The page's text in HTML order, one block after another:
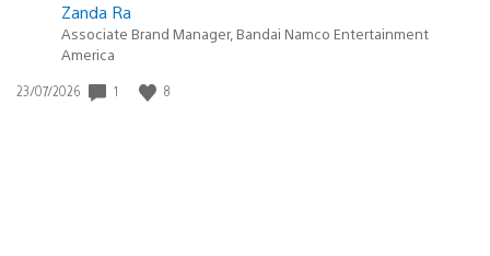
Zanda Ra
Associate Brand Manager, Bandai Namco Entertainment
America
Fecha
23/07/2026 1 8